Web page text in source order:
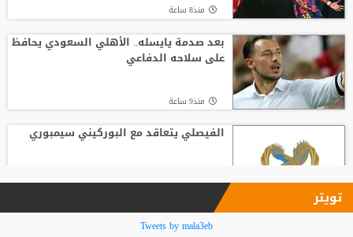
الأميرة آية بنت فيصل تتسلم جائزة التقدير
من الاتحاد الآسيوي للكرة الطائرة
منذ8 ساعة
بعد صدمة يايسله.. الأهلي السعودي يحافظ
على سلاحه الدفاعي
منذ9 ساعة
الفيصلي يتعاقد مع البوركيني سيمبوري
باريس سان جيرمان يعلن التعاقد رسميا مع
تويتر
Tweets by mala3eb